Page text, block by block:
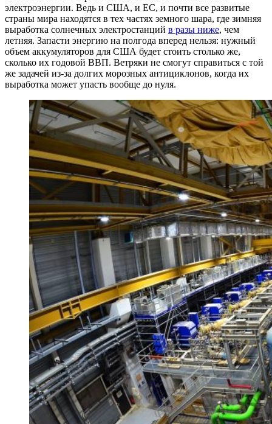
электроэнергии. Ведь и США, и ЕС, и почти все развитые
страны мира находятся в тех частях земного шара, где зимняя
выработка солнечных электростанций в разы ниже, чем
летняя. Запасти энергию на полгода вперед нельзя: нужный
объем аккумуляторов для США будет стоить столько же,
сколько их годовой ВВП. Ветряки не смогут справиться с той
же задачей из-за долгих морозных антициклонов, когда их
выработка может упасть вообще до нуля.